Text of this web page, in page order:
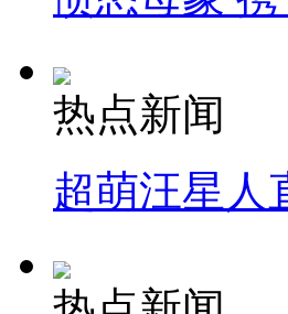
热点新闻
超萌汪星人